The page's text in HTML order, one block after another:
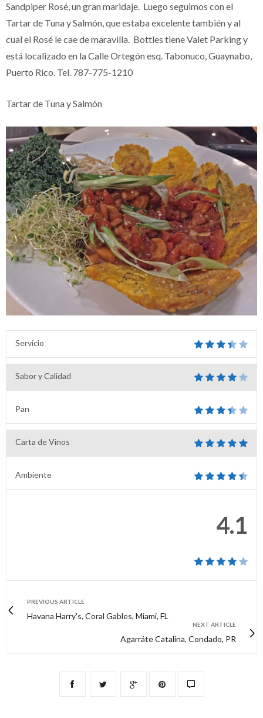
Sandpiper Rosé, un gran maridaje. Luego seguimos con el
Tartar de Tuna y Salmón, que estaba excelente también y al
cual el Rosé le cae de maravilla. Bottles tiene Valet Parking y
está localizado en la Calle Ortegón esq. Tabonuco, Guaynabo,
Puerto Rico. Tel. 787-775-1210
Tartar de Tuna y Salmón
Servicio
Sabor y Calidad
Pan
Carta de Vinos
Ambiente
4.1
PREVIOUS ARTICLE
Havana Harry's, Coral Gables, Miami, FL
NEXT ARTICLE
Agarráte Catalina, Condado, PR